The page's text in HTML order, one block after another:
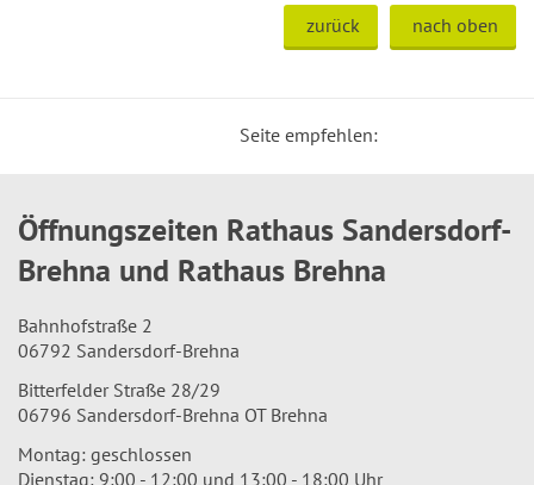
zurück nach oben
Seite empfehlen:
Öffnungszeiten Rathaus Sandersdorf-
Brehna und Rathaus Brehna
Bahnhofstraße 2
06792 Sandersdorf-Brehna
Bitterfelder Straße 28/29
06796 Sandersdorf-Brehna OT Brehna
Montag: geschlossen
Dienstag: 9:00 - 12:00 und 13:00 - 18:00 Uhr